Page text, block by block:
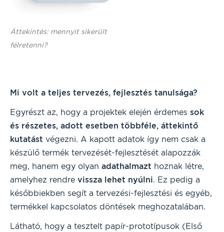
Áttekintés: mennyit sikerült
félretenni?
Mi volt a teljes tervezés, fejlesztés tanulsága?
Egyrészt az, hogy a projektek elején érdemes sok
és részetes, adott esetben többféle, áttekintő
kutatást végezni. A kapott adatok így nem csak a
készülő termék tervezését-fejlesztését alapozzák
meg, hanem egy olyan adathalmazt hoznak létre,
amelyhez rendre vissza lehet nyúlni. Ez pedig a
későbbiekben segít a tervezési-fejlesztési és egyéb,
termékkel kapcsolatos döntések meghozatalában.
Látható, hogy a tesztelt papír-prototípusok (Első